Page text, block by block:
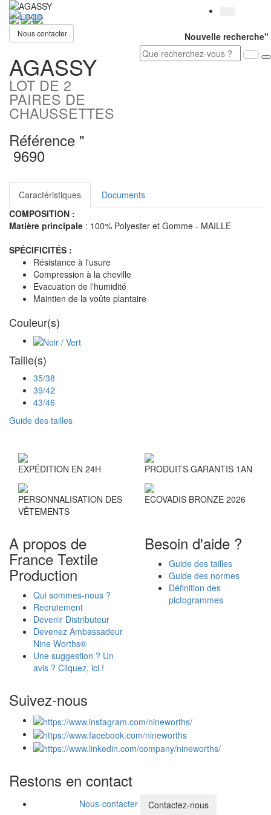
Nouvelle recherche"
Nous contacter
AGASSY
LOT DE 2
PAIRES DE
CHAUSSETTES
Référence "
9690
Caractéristiques
Documents
COMPOSITION :
Matière principale : 100% Polyester et Gomme - MAILLE
SPÉCIFICITÉS :
Résistance à l'usure
Compression à la cheville
Evacuation de l'humidité
Maintien de la voûte plantaire
Couleur(s)
Taille(s)
35/38
39/42
43/46
Guide des tailles
EXPÉDITION EN 24H PRODUITS GARANTIS 1AN
PERSONNALISATION DES
VÊTEMENTS
ECOVADIS BRONZE 2026
A propos de
France Textile
Production
Qui sommes-nous ?
Recrutement
Devenir Distributeur
Devenez Ambassadeur
Nine Worths®
Une suggestion ? Un
avis ? Cliquez, ici !
Besoin d'aide ?
Guide des tailles
Guide des normes
Définition des
pictogrammes
Suivez-nous
Restons en contact
Nous-contacter Contactez-nous